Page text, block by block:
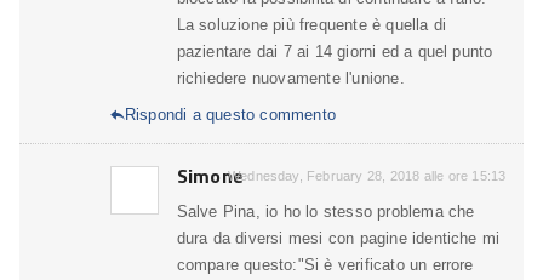
La soluzione più frequente è quella di
pazientare dai 7 ai 14 giorni ed a quel punto
richiedere nuovamente l'unione.
Rispondi a questo commento
SimoneWednesday, February 28, 2018 alle ore 15:13
Salve Pina, io ho lo stesso problema che
dura da diversi mesi con pagine identiche mi
compare questo:"Si è verificato un errore